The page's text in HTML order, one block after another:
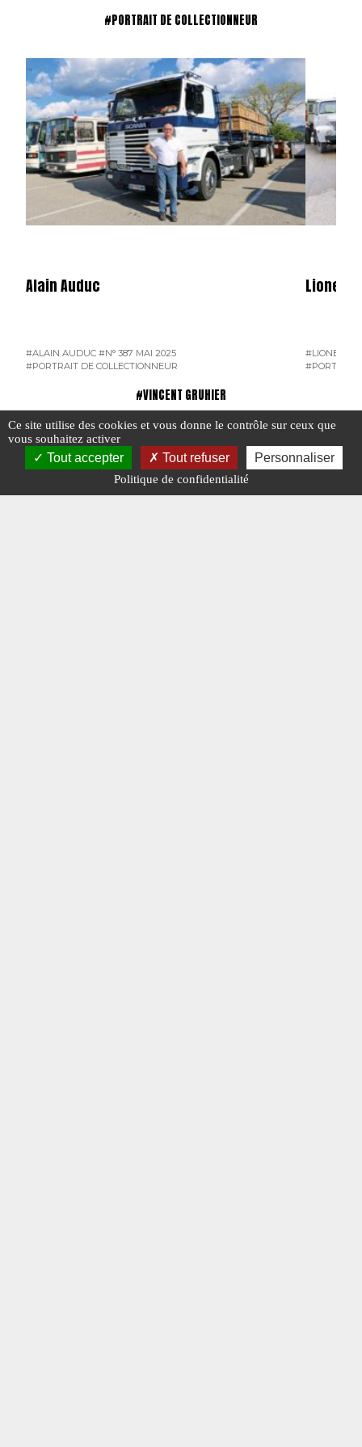
#PORTRAIT DE COLLECTIONNEUR
Alain Auduc
#ALAIN AUDUC #N° 387 MAI 2025
#PORTRAIT DE COLLECTIONNEUR
Lionel
#LIONEL
#PORTRAIT
#VINCENT GRUHIER
Ce site utilise des cookies et vous donne le contrôle sur ceux que
vous souhaitez activer
Tout accepter Tout refuser Personnaliser
Politique de confidentialité